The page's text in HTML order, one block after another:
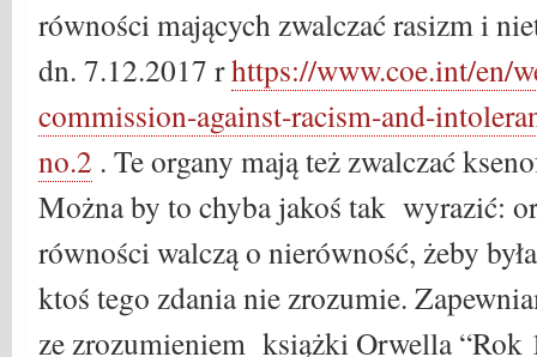
równości mających zwalczać rasizm i
dn. 7.12.2017 rhttps://www.coe.int/en/
commission-against-racism-and-
no.2 . Te organy mają też zwalczać
Można by to chyba jakoś tak wyrazić:
równości walczą o nierówność, żeby
ktoś tego zdania nie zrozumie.
ze zrozumieniem książki Orwella “Rok